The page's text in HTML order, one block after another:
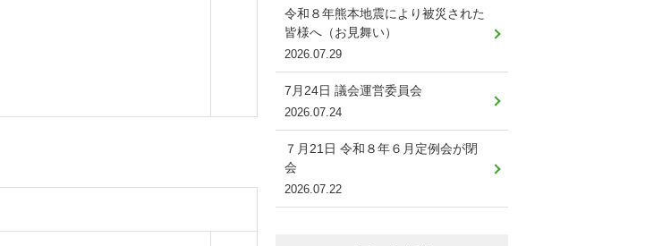
令和８年熊本地震により被災された
皆様へ（お見舞い）
2026.07.29
7月24日 議会運営委員会
2026.07.24
７月21日 令和８年６月定例会が閉
会
2026.07.22